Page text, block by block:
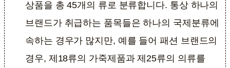
상품을 총 45개의 류로 분류합니다. 통상 하나의
브랜드가 취급하는 품목들은 하나의 국제분류에
속하는 경우가 많지만, 예를 들어 패션 브랜드의
경우, 제18류의 가죽제품과 제25류의 의류를